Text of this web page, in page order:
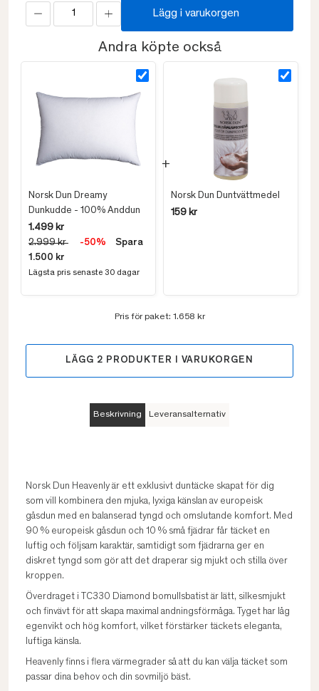
Lägg i varukorgen
Andra köpte också
Norsk Dun Dreamy
Dunkudde - 100% Anddun
1.499 kr
2.999 kr
-50%
Spara
1.500 kr
Lägsta pris senaste 30 dagar
Norsk Dun Duntvättmedel
159 kr
Pris för paket: 1.658 kr
LÄGG 2 PRODUKTER I VARUKORGEN
Beskrivning Leveransalternativ
Norsk Dun Heavenly är ett exklusivt duntäcke skapat för dig
som vill kombinera den mjuka, lyxiga känslan av europeisk
gåsdun med en balanserad tyngd och omslutande komfort. Med
90 % europeisk gåsdun och 10 % små fjädrar får täcket en
luftig och följsam karaktär, samtidigt som fjädrarna ger en
diskret tyngd som gör att det draperar sig mjukt och stilla över
kroppen.
Överdraget i TC330 Diamond bomullsbatist är lätt, silkesmjukt
och finvävt för att skapa maximal andningsförmåga. Tyget har låg
egenvikt och hög komfort, vilket förstärker täckets eleganta,
luftiga känsla.
Heavenly finns i flera värmegrader så att du kan välja täcket som
passar dina behov och din sovmiljö bäst.